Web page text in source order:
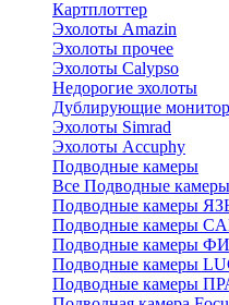
Картплоттер
Эхолоты Amazin
Эхолоты прочее
Эхолоты Calypso
Недорогие эхолоты
Дублирующие
Эхолоты Simrad
Эхолоты Accuphy
Подводные камеры
Все Подводные камеры
Подводные камеры
Подводные камеры
Подводные камеры
Подводные камеры
Подводные камеры